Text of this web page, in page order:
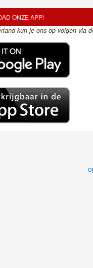
ONZE APP!
kun je ons op volgen via